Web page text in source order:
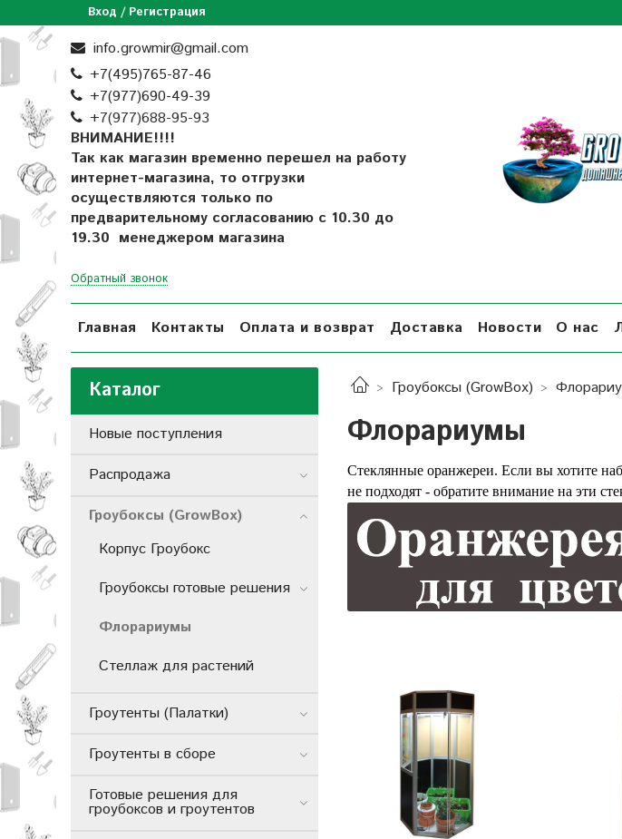
Вход / Регистрация
info.growmir@gmail.com
+7(495)765-87-46
+7(977)690-49-39
+7(977)688-95-93
ВНИМАНИЕ!!!!
Так как магазин временно перешел на работу
интернет-магазина, то отгрузки
осуществляются только по
предварительному согласованию с 10.30 до
19.30 менеджером магазина
Обратный звонок
Главная Контакты Оплата и возврат Доставка Новости О нас
Гроубоксы (GrowBox)
Флорариумы
Стеклянные оранжереи. Если вы хотите
не подходят - обратите внимание на эти
Каталог
Новые поступления
Распродажа
Гроубоксы (GrowBox)
Корпус Гроубокс
Гроубоксы готовые решения
Флорариумы
Стеллаж для растений
Гроутенты (Палатки)
Гроутенты в сборе
Готовые решения для
гроубоксов и гроутентов